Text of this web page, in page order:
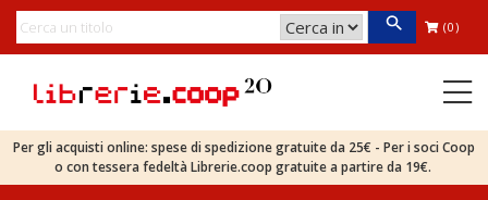
(0)
Per gli acquisti online: spese di spedizione gratuite da 25€ - Per i soci Coop
o con tessera fedeltà Librerie.coop gratuite a partire da 19€.